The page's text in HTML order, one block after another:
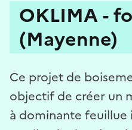
OKLIMA -
(Mayenne)
Ce projet de
objectif de créer un
à dominante